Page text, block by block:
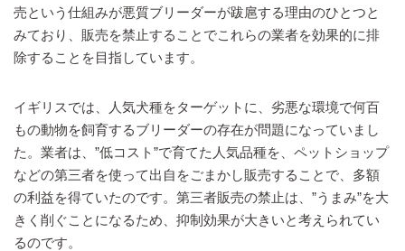
売という仕組みが悪質ブリーダーが跋扈する理由のひとつと
みており、販売を禁止することでこれらの業者を効果的に排
除することを目指しています。
イギリスでは、人気犬種をターゲットに、劣悪な環境で何百
もの動物を飼育するブリーダーの存在が問題になっていまし
た。業者は、”低コスト”で育てた人気品種を、ペットショップ
などの第三者を使って出自をごまかし販売することで、多額
の利益を得ていたのです。第三者販売の禁止は、”うまみ”を大
きく削ぐことになるため、抑制効果が大きいと考えられてい
るのです。